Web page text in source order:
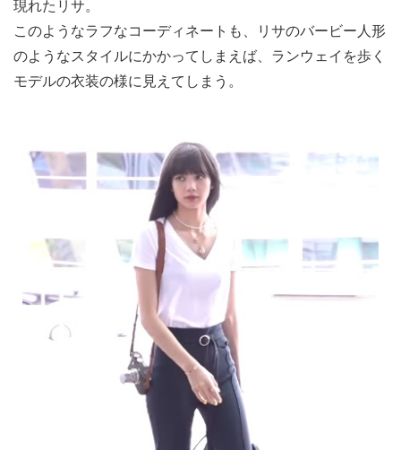
現れたリサ。
このようなラフなコーディネートも、リサのバービー人形
のようなスタイルにかかってしまえば、ランウェイを歩く
モデルの衣装の様に見えてしまう。